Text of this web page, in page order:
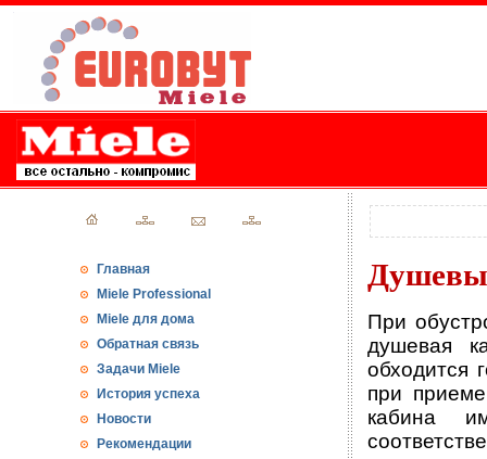
Главная
Miele Professional
Miele для дома
Обратная связь
Задачи Miele
История успеха
Новости
Рекомендации
При
душевая
обходится
при
кабина